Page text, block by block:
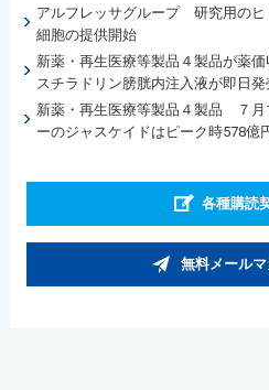
アルフレッサグループ 研究用のヒ
細胞の提供開始
新薬・再生医療等製品４製品が薬
スチラドリン膀胱内注入液が即日発
新薬・再生医療等製品４製品 ７
ーのジャスケイドはピーク時578億
各種購読
無料メール